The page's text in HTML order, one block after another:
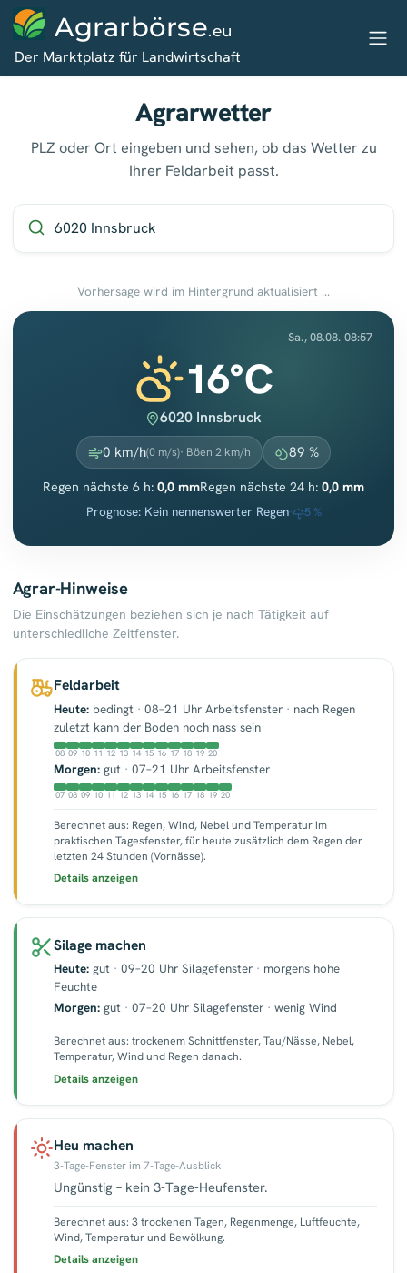
Agrarbörse.eu
Der Marktplatz für Landwirtschaft
Agrarwetter
PLZ oder Ort eingeben und sehen, ob das Wetter zu
Ihrer Feldarbeit passt.
Vorhersage wird im Hintergrund aktualisiert …
Sa., 08.08. 08:57
16°C
6020 Innsbruck
0 km/h(0 m/s)· Böen 2 km/h 89 %
Regen nächste 6 h: 0,0 mmRegen nächste 24 h: 0,0 mm
Prognose: Kein nennenswerter Regen· 5 %
Agrar-Hinweise
Die Einschätzungen beziehen sich je nach Tätigkeit auf
unterschiedliche Zeitfenster.
Feldarbeit
Heute:bedingt· 08–21 Uhr Arbeitsfenster· nach Regen
zuletzt kann der Boden noch nass sein
08 09 10 11 12 13 14 15 16 17 18 19 20
Morgen:gut· 07–21 Uhr Arbeitsfenster
07 08 09 10 11 12 13 14 15 16 17 18 19 20
Berechnet aus: Regen, Wind, Nebel und Temperatur im
praktischen Tagesfenster, für heute zusätzlich dem Regen der
letzten 24 Stunden (Vornässe).
Details anzeigen
Silage machen
Heute:gut· 09–20 Uhr Silagefenster· morgens hohe
Feuchte
Morgen:gut· 07–20 Uhr Silagefenster· wenig Wind
Berechnet aus: trockenem Schnittfenster, Tau/Nässe, Nebel,
Temperatur, Wind und Regen danach.
Details anzeigen
Heu machen
3-Tage-Fenster im 7-Tage-Ausblick
Ungünstig – kein 3-Tage-Heufenster.
Berechnet aus: 3 trockenen Tagen, Regenmenge, Luftfeuchte,
Wind, Temperatur und Bewölkung.
Details anzeigen